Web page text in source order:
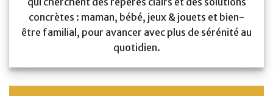
concrètes : maman, bébé, jeux & jouets et bien-
être familial, pour avancer avec plus de sérénité au
quotidien.